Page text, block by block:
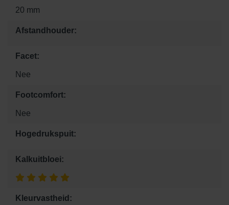
20 mm
Afstandhouder:
Facet:
Nee
Footcomfort:
Nee
Hogedrukspuit:
Kalkuitbloei:
Kleurvastheid: